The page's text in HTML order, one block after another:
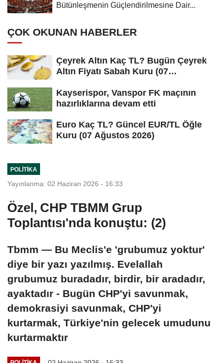
Bütünleşmenin Güçlendirilmesine Dair...
ÇOK OKUNAN HABERLER
Çeyrek Altın Kaç TL? Bugün Çeyrek
Altın Fiyatı Sabah Kuru (07
Kayserispor, Vanspor FK maçının
hazırlıklarına devam etti
Euro Kaç TL? Güncel EUR/TL Öğle
Kuru (07 Ağustos 2026)
POLITIKA
Yayınlanma: 02 Haziran 2026 - 16:33
Özel, CHP TBMM Grup
Toplantısı'nda konuştu: (2)
Tbmm — Bu Meclis'e 'grubumuz yoktur'
diye bir yazı yazılmış. Evelallah
grubumuz buradadır, birdir, bir aradadır,
ayaktadır - Bugün CHP'yi savunmak,
demokrasiyi savunmak, CHP'yi
kurtarmak, Türkiye'nin gelecek umudunu
kurtarmaktır